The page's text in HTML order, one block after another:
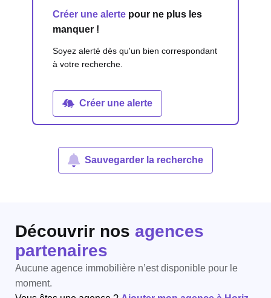
Créer une alerte pour ne plus les
manquer !
Soyez alerté dès qu'un bien correspondant
à votre recherche.
Créer une alerte
Sauvegarder la recherche
Découvrir nos agences
partenaires
Aucune agence immobilière n’est disponible pour le
moment.